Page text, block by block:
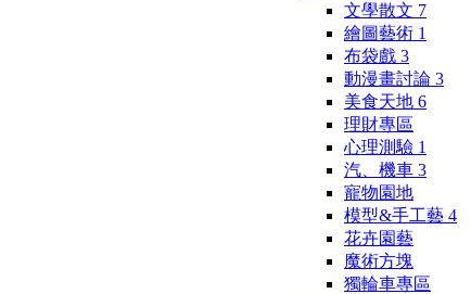
文學散文 7
繪圖藝術 1
布袋戲 3
動漫畫討論 3
美食天地 6
理財專區
心理測驗 1
汽、機車 3
寵物園地
模型&手工藝 4
花卉園藝
魔術方塊
獨輪車專區